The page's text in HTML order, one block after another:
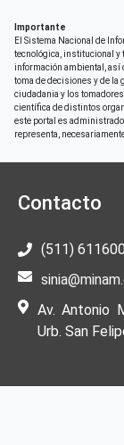
Importante
El Sistema Nacional de
tecnológica, institucional y
información ambiental, así
toma de decisiones y de la
ciudadania y los
científica de distintos
este portal es
representa,
Contacto
(511)
Av. Antonio
Urb. San